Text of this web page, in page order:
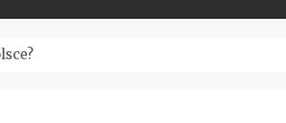
– Jak to wyglądało w trakcie pandemii?